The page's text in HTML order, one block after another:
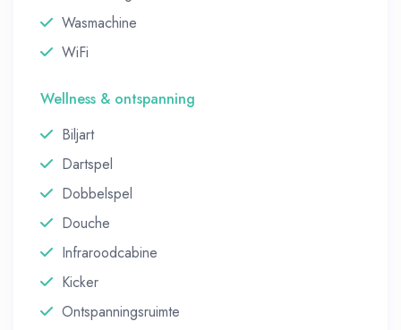
Wasmachine
WiFi
Wellness & ontspanning
Biljart
Dartspel
Dobbelspel
Douche
Infraroodcabine
Kicker
Ontspanningsruimte